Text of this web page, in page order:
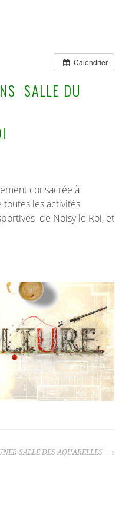
Calendrier
SALLE DU
consacrée à
toutes les activités
de Noisy le Roi, et
SALLE DES AQUARELLES